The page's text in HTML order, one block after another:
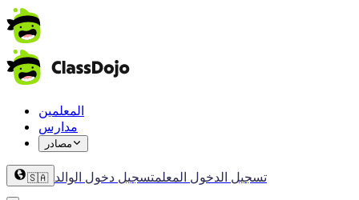
المعلمين
مدارس
مصادر
🇸🇦 تسجيل الدخول المعلمتسجيل دخول الوالد